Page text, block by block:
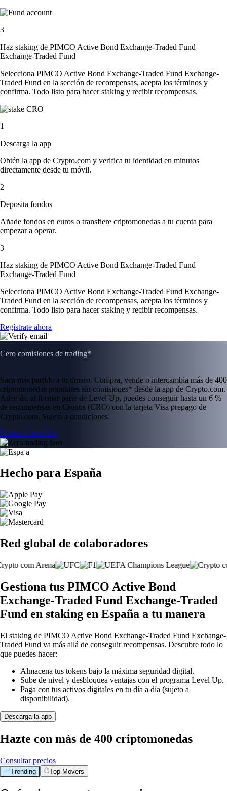
3
Haz staking de PIMCO Active Bond Exchange-Traded Fund
Exchange-Traded Fund
Selecciona PIMCO Active Bond Exchange-Traded Fund Exchange-
Traded Fund en la sección de recompensas, acepta los términos y
confirma. Todo listo para hacer staking y recibir recompensas.
1
Descarga la app
Obtén la app de Crypto.com y verifica tu identidad en minutos
directamente desde tu móvil.
2
Deposita fondos
Añade fondos en euros o transfiere criptomonedas a tu cuenta para
empezar a operar.
3
Haz staking de PIMCO Active Bond Exchange-Traded Fund
Exchange-Traded Fund
Selecciona PIMCO Active Bond Exchange-Traded Fund Exchange-
Traded Fund en la sección de recompensas, acepta los términos y
confirma. Todo listo para hacer staking y recibir recompensas.
Regístrate ahora
Cero comisiones de trading*
Saca más partido a tu dinero. Compra, vende o intercambia más de 400
criptomonedas populares sin comisiones* desde la app de Crypto.com.
Además, al formar parte de Level Up, puedes conseguir hasta un 6 %
de recompensas en Cronos (CRO) con la tarjeta Visa prepago de
Crypto.com. Sujeto a condiciones.
Únete a Level Up
Hecho para España
Red global de colaboradores
Gestiona tus PIMCO Active Bond
Exchange-Traded Fund Exchange-Traded
Fund en staking en España a tu manera
El staking de PIMCO Active Bond Exchange-Traded Fund Exchange-
Traded Fund va más allá de conseguir recompensas. Descubre todo lo
que puedes hacer:
Almacena tus tokens bajo la máxima seguridad digital.
Sube de nivel y desbloquea ventajas con el programa Level Up.
Paga con tus activos digitales en tu día a día (sujeto a
disponibilidad).
Descarga la app
Hazte con más de 400 criptomonedas
Consultar precios
Trending Top Movers